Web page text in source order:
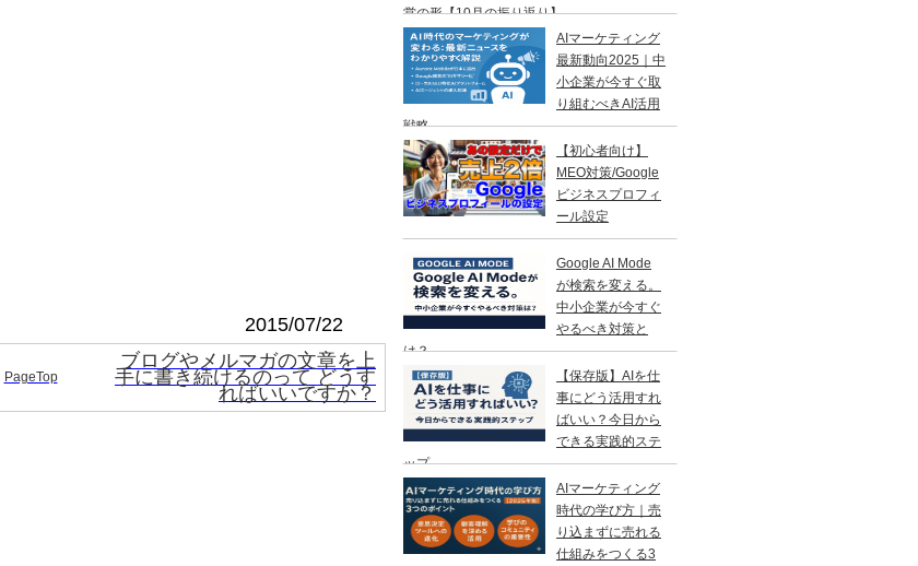
2015/07/22
PageTop
ブログやメルマガの文章を上
手に書き続けるのって どうす
ればいいですか？
営の形【10月の振り返り】
AIマーケティング
最新動向2025｜中
小企業が今すぐ取
り組むべきAI活用
戦略
【初心者向け】
MEO対策/Google
ビジネスプロフィ
ール設定
Google AI Mode
が検索を変える。
中小企業が今すぐ
やるべき対策と
は？
【保存版】AIを仕
事にどう活用すれ
ばいい？今日から
できる実践的ステ
ップ
AIマーケティング
時代の学び方｜売
り込まずに売れる
仕組みをつくる3